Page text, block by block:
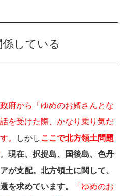
している
府から「ゆめのお婿さんとな
を受けた際、かなり乗り気だ
。
しかしここで北方領土問題
。 現在、択捉島、国後島、色丹
が支配。北方領土に関して、
を求めています。
「ゆめのお